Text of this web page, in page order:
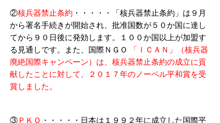
②核兵器禁止条約 ・・・・・「核兵器禁止条約」は９月
から署名手続きが開始され、批准国数が５０か国に達し
てから９０日後に発効します。１００か国以上が加盟す
る見通しです。また、国際ＮＧＯ
「ＩＣＡＮ」（核兵器
廃絶国際キャンペーン）は、核兵器禁止条約の成立に貢
献したことに対して、２０１７年のノーベル平和賞を受
賞しました。
③ ＰＫＯ ・・・・・日本は１９９２年に成立した国際平